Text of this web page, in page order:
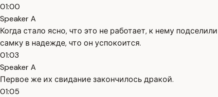
01:00
Speaker A
Когда стало ясно, что это не работает, к нему подселили
самку в надежде, что он успокоится.
01:03
Speaker A
Первое же их свидание закончилось дракой.
01:05